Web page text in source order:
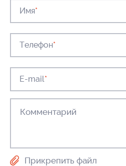
Имя*
Телефон*
E-mail*
Прикрепить файл